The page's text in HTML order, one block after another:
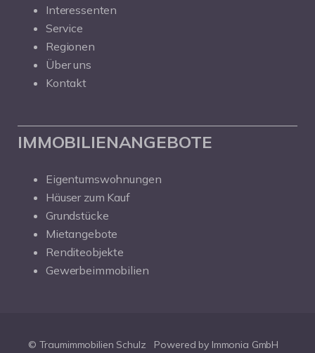
Interessenten
Service
Regionen
Über uns
Kontakt
IMMOBILIENANGEBOTE
Eigentumswohnungen
Häuser zum Kauf
Grundstücke
Mietangebote
Renditeobjekte
Gewerbeimmobilien
© Traumimmobilien Schulz Powered by Immonia GmbH